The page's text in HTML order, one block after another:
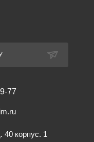
77
40 корпус. 1